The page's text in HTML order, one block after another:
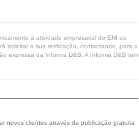
à atividade empresarial do ENI ou
solicitar a sua retificação, contactando, para o
expressa da Informa D&B. A Informa D&B tem
novos clientes através da publicação gratuita